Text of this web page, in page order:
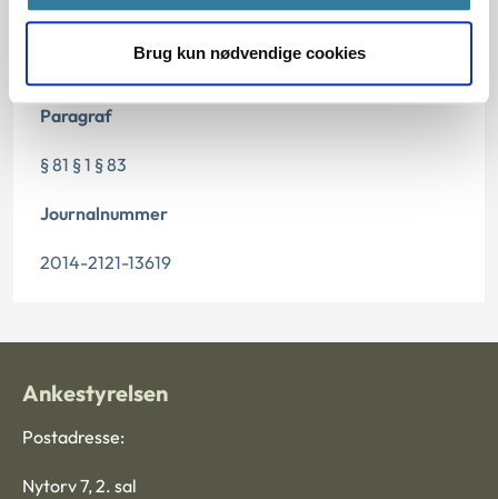
Brug kun nødvendige cookies
Offentliggørelsesdato
Paragraf
§ 81 § 1 § 83
Journalnummer
2014-2121-13619
Ankestyrelsen
Postadresse:
Nytorv 7, 2. sal